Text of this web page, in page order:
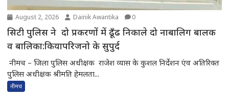
August 2, 2026 Dainik Awantika 0
सिटी पुलिस ने दो प्रकरणों में ढूँढ निकाले दो नाबालिग बालक
व बालिका:कियापरिजनो के सुपुर्द
नीमच – जिला पुलिस अधीक्षक राजेश व्यास के कुशल निर्देशन एंव अतिरिक्त
पुलिस अधीक्षक श्रीमति हेमलता...
नीमच